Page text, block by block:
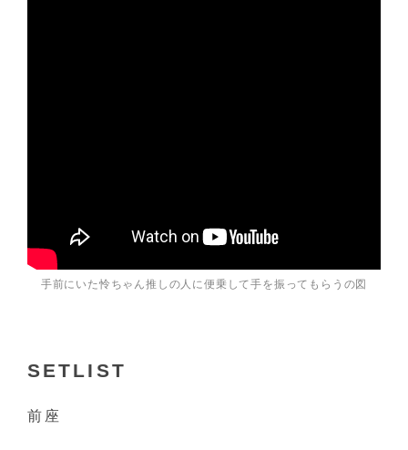
手前にいた怜ちゃん推しの人に便乗して手を振ってもらうの図
SETLIST
前座